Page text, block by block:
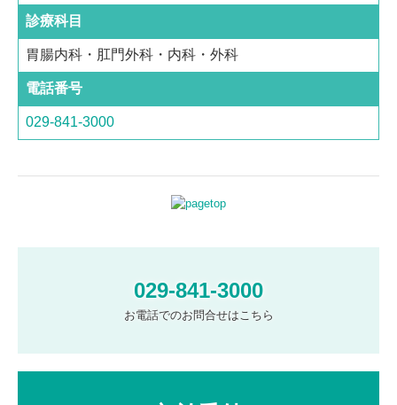
診療科目
胃腸内科 ・肛門外科・内科・外科
電話番号
029-841-3000
029-841-3000
お電話でのお問合せはこちら